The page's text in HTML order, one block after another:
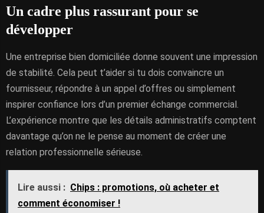
Un cadre plus rassurant pour se
développer
Une entreprise bien domiciliée donne souvent une impression
de stabilité. Cela peut t’aider si tu dois convaincre un
fournisseur, répondre à un appel d’offres ou simplement
inspirer confiance lors d’un premier échange commercial.
L’expérience montre que les détails administratifs comptent
davantage qu’on ne le pense au moment de créer une
relation professionnelle sérieuse.
Lire aussi : Chips : promotions, où acheter et
comment économiser !